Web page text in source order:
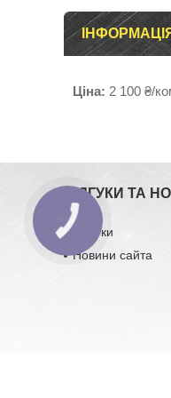
Ціна: 2 100 ₴/
ВІДГУКИ ТА
Відгуки
Новини сайта